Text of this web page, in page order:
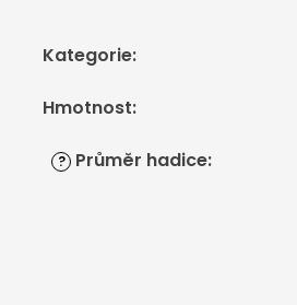
Kategorie:
Hmotnost:
? Průměr hadice: